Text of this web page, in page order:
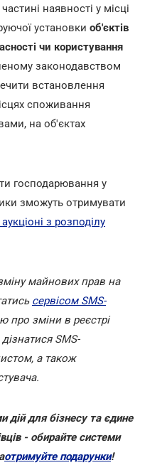
наявності у місці
установки об'єктів
чи користування
законодавством
встановлення
споживання
на об'єктах
господарювання у
зможуть отримувати
з розподілу
майнових прав на
сервісом SMS-
про зміни в реєстрі
SMS-
а також
дій для бізнесу та єдине
- обирайте системи
отримуйте подарунки!